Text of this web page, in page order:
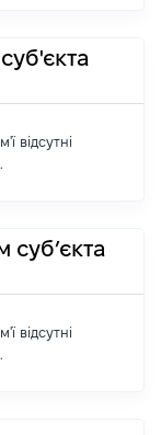
відсутні
суб’єкта
відсутні